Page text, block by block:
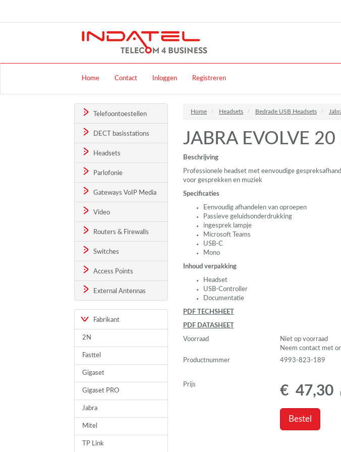
Home Contact Inloggen Registreren
Telefoontoestellen
DECT basisstations
Headsets
Parlofonie
Gateways VoIP Media
Video
Routers & Firewalls
Switches
Access Points
External Antennas
Fabrikant
2N
Fasttel
Gigaset
Gigaset PRO
Jabra
Mitel
TP Link
Home Headsets Bedrade USB Headsets
JABRA EVOLVE
Beschrijving
Professionele headset met eenvoudige
voor gesprekken en muziek
Specificaties
Eenvoudig afhandelen van oproepen
Passieve geluidsonderdrukking
ingesprek lampje
Microsoft Teams
USB-C
Mono
Inhoud verpakking
Headset
USB-Controller
Documentatie
PDF TECHSHEET
PDF DATASHEET
Voorraad
Niet op voorraad
Neem contact met
Productnummer
4993-823-189
Prijs € 47,30 (
Bestel